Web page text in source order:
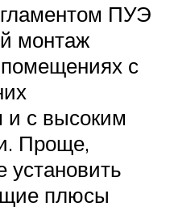
ПУЭ
монтаж
помещениях с
и с высоким
Проще,
плюсы